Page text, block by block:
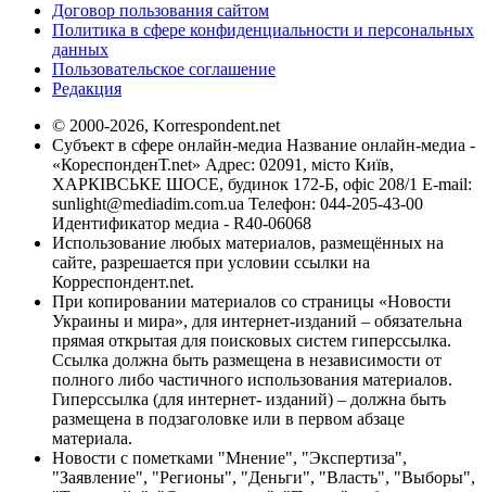
Договор пользования сайтом
Политика в сфере конфиденциальности и персональных
данных
Пользовательское соглашение
Редакция
© 2000-2026, Korrespondent.net
Субъект в сфере онлайн-медиа Название онлайн-медиа -
«КореспонденТ.net» Адрес: 02091, місто Київ,
ХАРКІВСЬКЕ ШОСЕ, будинок 172-Б, офіс 208/1 E-mail:
sunlight@mediadim.com.ua Телефон: 044-205-43-00
Идентификатор медиа - R40-06068
Использование любых материалов, размещённых на
сайте, разрешается при условии ссылки на
Корреспондент.net.
При копировании материалов со страницы «Новости
Украины и мира», для интернет-изданий – обязательна
прямая открытая для поисковых систем гиперссылка.
Ссылка должна быть размещена в независимости от
полного либо частичного использования материалов.
Гиперссылка (для интернет- изданий) – должна быть
размещена в подзаголовке или в первом абзаце
материала.
Новости с пометками "Мнение", "Экспертиза",
"Заявление", "Регионы", "Деньги", "Власть", "Выборы",